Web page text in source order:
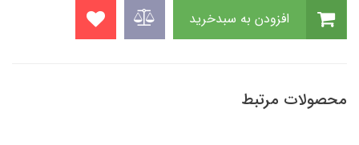
محصولات مرتبط